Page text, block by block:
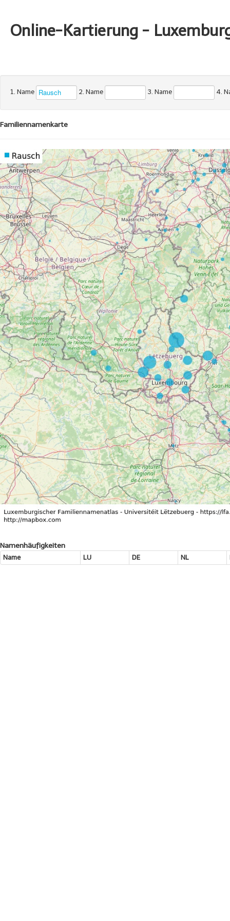
Online-Kartierung -
1. Name 2. Name 3. Name 4.
Familiennamenkarte
Namenhäufigkeiten
Name LU DE NL